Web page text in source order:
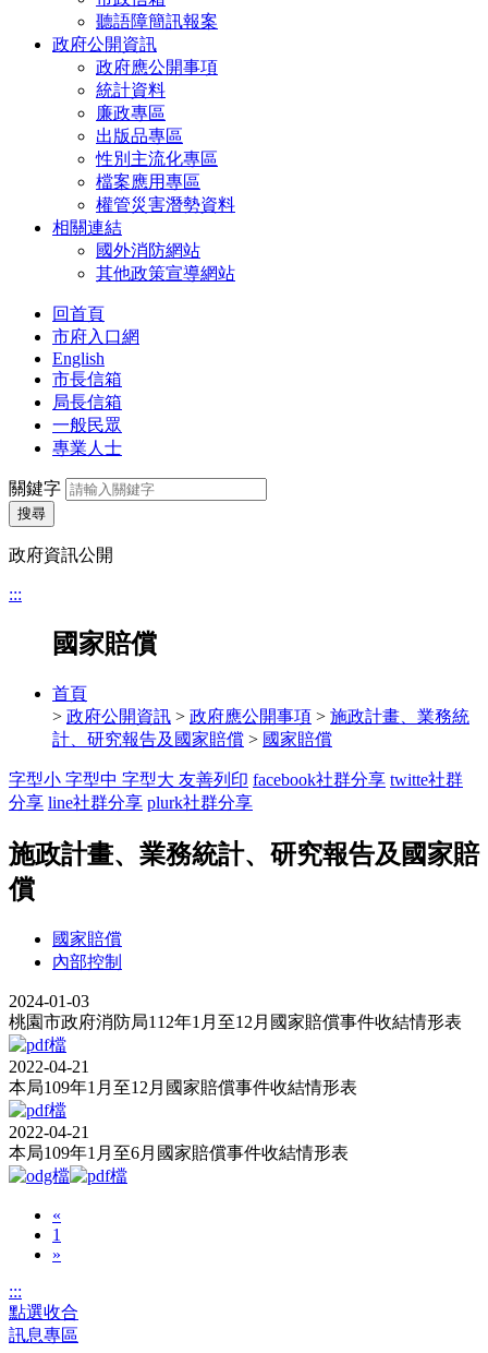
聽語障簡訊報案
政府公開資訊
政府應公開事項
統計資料
廉政專區
出版品專區
性別主流化專區
檔案應用專區
權管災害潛勢資料
相關連結
國外消防網站
其他政策宣導網站
回首頁
市府入口網
English
市長信箱
局長信箱
一般民眾
專業人士
關鍵字
搜尋
政府資訊公開
:::
國家賠償
首頁
> 政府公開資訊 > 政府應公開事項 > 施政計畫、業務統
計、研究報告及國家賠償 > 國家賠償
字型小 字型中 字型大 友善列印 facebook社群分享 twitte社群
分享 line社群分享 plurk社群分享
施政計畫、業務統計、研究報告及國家賠
償
國家賠償
內部控制
2024-01-03
桃園市政府消防局112年1月至12月國家賠償事件收結情形表
2022-04-21
本局109年1月至12月國家賠償事件收結情形表
2022-04-21
本局109年1月至6月國家賠償事件收結情形表
«
1
»
:::
點選收合
訊息專區